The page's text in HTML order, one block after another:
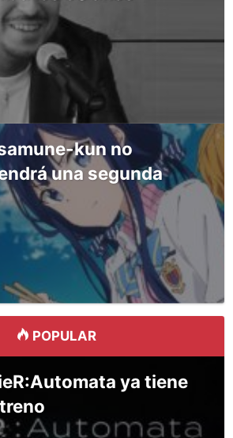
kun no
una segunda
POPULAR
ya tiene